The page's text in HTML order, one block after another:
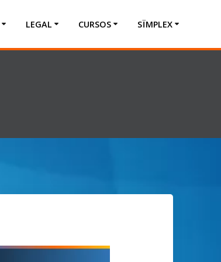
LEGAL CURSOS SÏMPLEX